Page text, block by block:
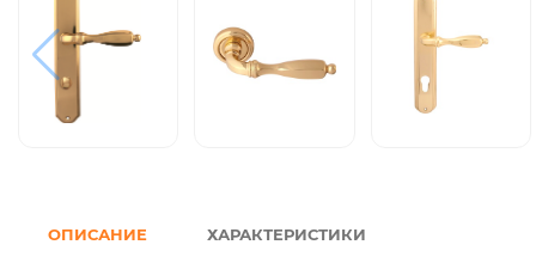
ОПИСАНИЕ ХАРАКТЕРИСТИКИ